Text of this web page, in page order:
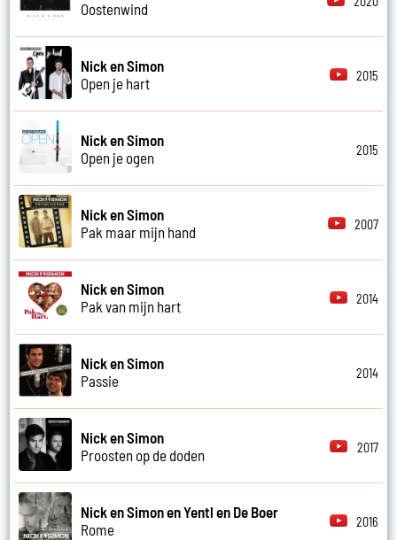
Oostenwind
Nick en Simon
Open je hart
2015
Nick en Simon
Open je ogen
2015
Nick en Simon
Pak maar mijn hand
2007
Nick en Simon
Pak van mijn hart
2014
Nick en Simon
Passie
2014
Nick en Simon
Proosten op de doden
2017
Nick en Simon en Yentl en De Boer
Rome
2016